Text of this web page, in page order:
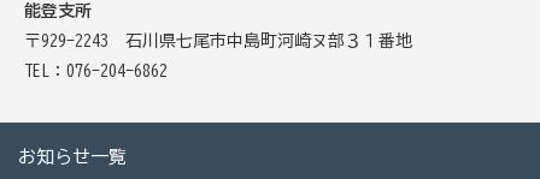
能登支所
〒929-2243 石川県七尾市中島町河崎ヌ部３１番地
TEL：076-204-6862
お知らせ一覧
取引先の破たんによる連鎖倒産を防ぐ（中小企業倒産防
止共済）
病気やケガで働けない場合の所得を補償（休業補償制